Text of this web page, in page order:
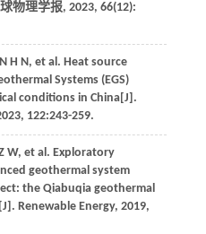
物理学报, 2023, 66(12):
H N, et al. Heat source
Systems (EGS)
conditions in China[J].
, 122:243-259.
W, et al. Exploratory
geothermal system
the Qiabuqia geothermal
Renewable Energy, 2019,